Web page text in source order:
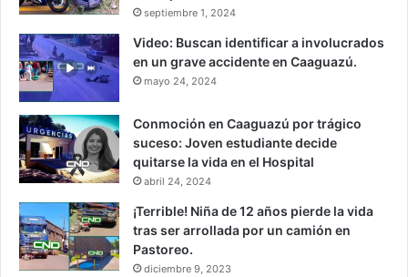
septiembre 1, 2024
Video: Buscan identificar a involucrados
en un grave accidente en Caaguazú.
mayo 24, 2024
Conmoción en Caaguazú por trágico
suceso: Joven estudiante decide
quitarse la vida en el Hospital
abril 24, 2024
¡Terrible! Niña de 12 años pierde la vida
tras ser arrollada por un camión en
Pastoreo.
diciembre 9, 2023